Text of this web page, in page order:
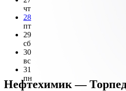
чт
28
пт
29
сб
30
вс
31
пн
Нефтехимик —